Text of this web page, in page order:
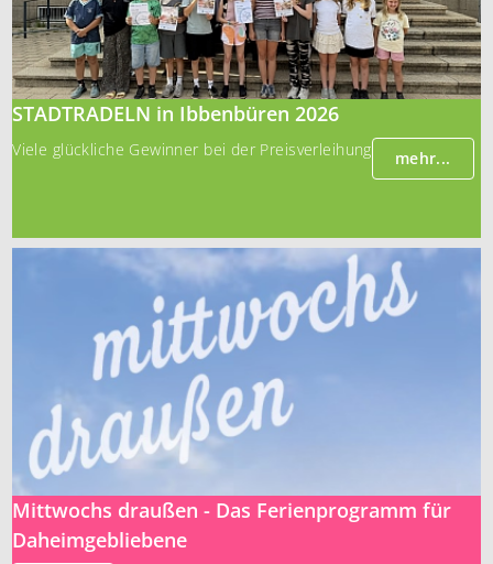
STADTRADELN in Ibbenbüren 2026
Viele glückliche Gewinner bei der Preisverleihung mehr...
Mittwochs draußen - Das Ferienprogramm für
Daheimgebliebene